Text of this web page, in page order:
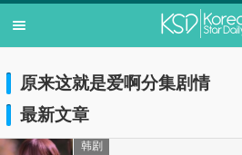
原来这就是爱啊分集剧情
最新文章
韩剧